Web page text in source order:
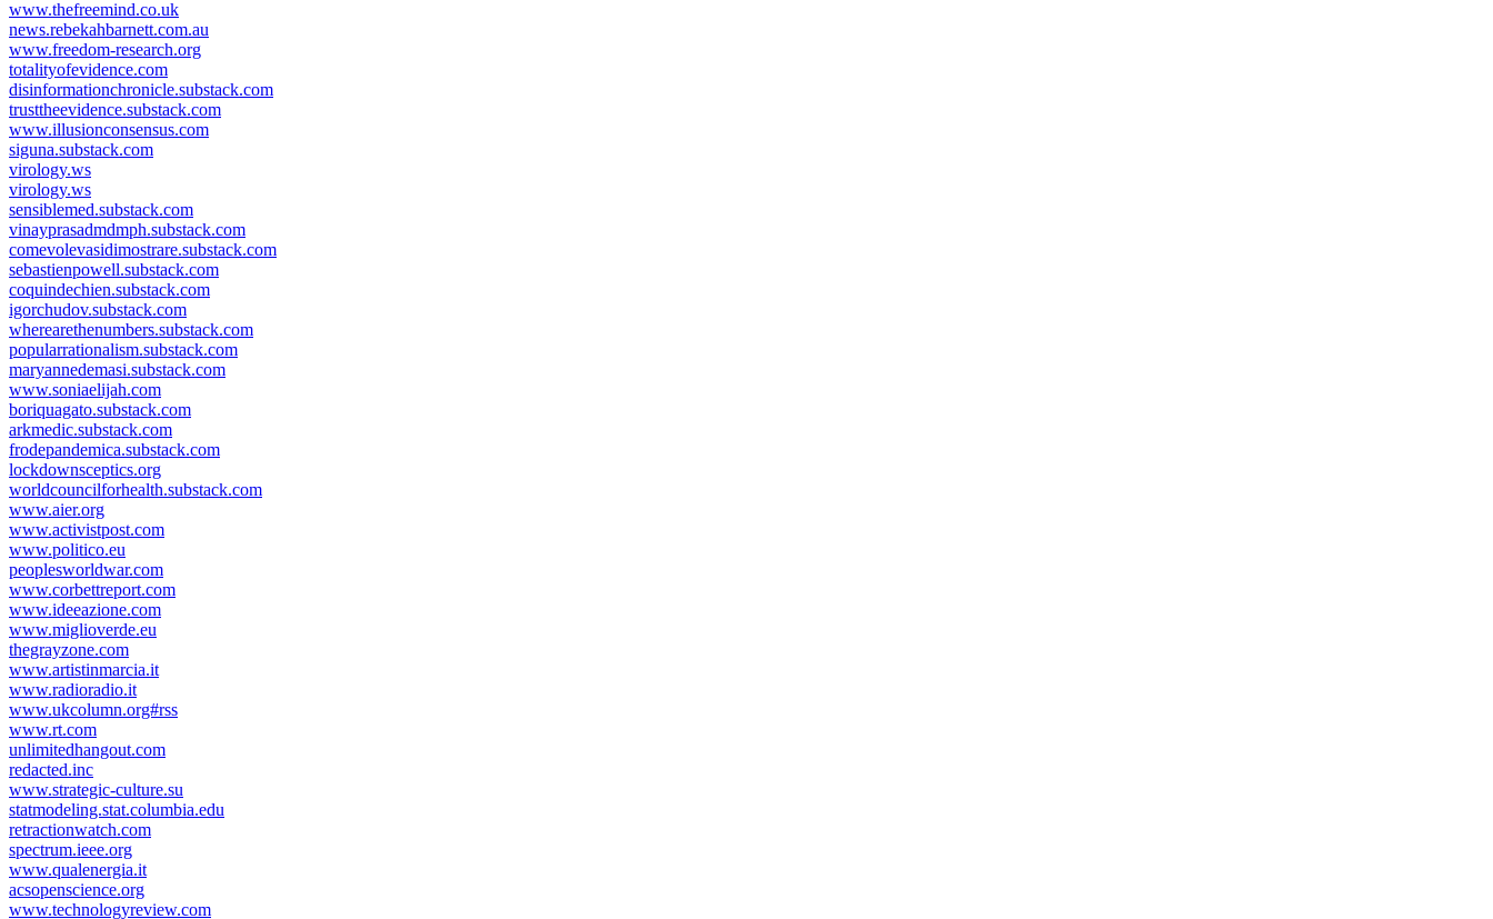
www.thefreemind.co.uk
news.rebekahbarnett.com.au
www.freedom-research.org
totalityofevidence.com
disinformationchronicle.substack.com
trusttheevidence.substack.com
www.illusionconsensus.com
siguna.substack.com
virology.ws
virology.ws
sensiblemed.substack.com
vinayprasadmdmph.substack.com
comevolevasidimostrare.substack.com
sebastienpowell.substack.com
coquindechien.substack.com
igorchudov.substack.com
wherearethenumbers.substack.com
popularrationalism.substack.com
maryannedemasi.substack.com
www.soniaelijah.com
boriquagato.substack.com
arkmedic.substack.com
frodepandemica.substack.com
lockdownsceptics.org
worldcouncilforhealth.substack.com
www.aier.org
www.activistpost.com
www.politico.eu
peoplesworldwar.com
www.corbettreport.com
www.ideeazione.com
www.miglioverde.eu
thegrayzone.com
www.artistinmarcia.it
www.radioradio.it
www.ukcolumn.org#rss
www.rt.com
unlimitedhangout.com
redacted.inc
www.strategic-culture.su
statmodeling.stat.columbia.edu
retractionwatch.com
spectrum.ieee.org
www.qualenergia.it
acsopenscience.org
www.technologyreview.com